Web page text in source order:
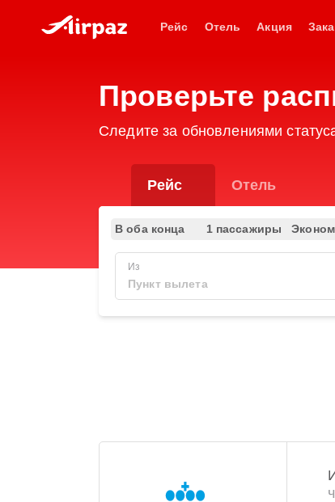
Рейс Отель Акция
Проверьте
Следите за обновлениями
Рейс Отель
В оба конца 1 пассажиры Эконом
Из